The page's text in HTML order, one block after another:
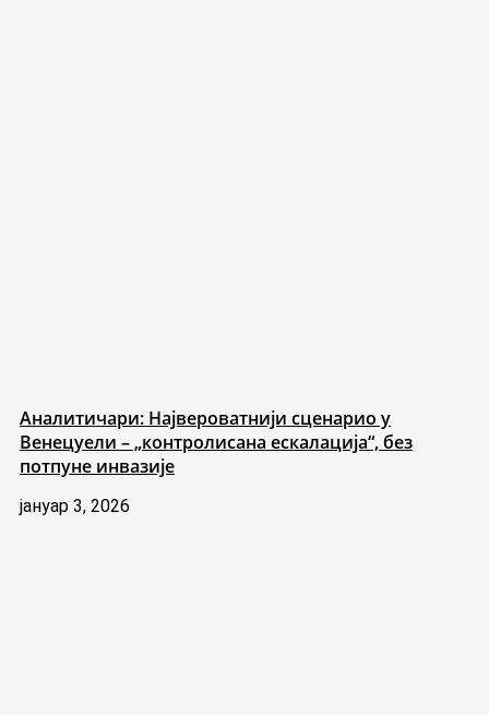
Аналитичари: Највероватнији сценарио у
Венецуели – „контролисана ескалација“, без
потпуне инвазије
јануар 3, 2026